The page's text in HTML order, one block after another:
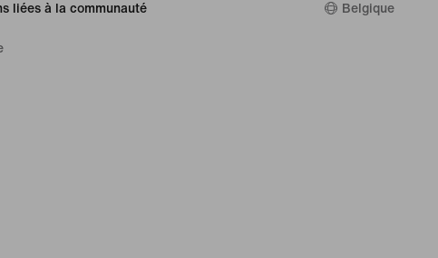
liées à la communauté Belgique